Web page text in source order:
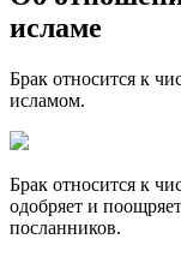
исламе
Брак относится к
исламом.
Брак относится к
одобряет и
посланников.